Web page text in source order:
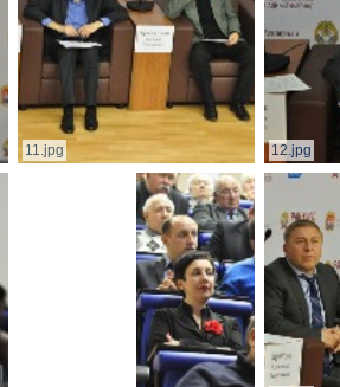
11.jpg 12.jpg